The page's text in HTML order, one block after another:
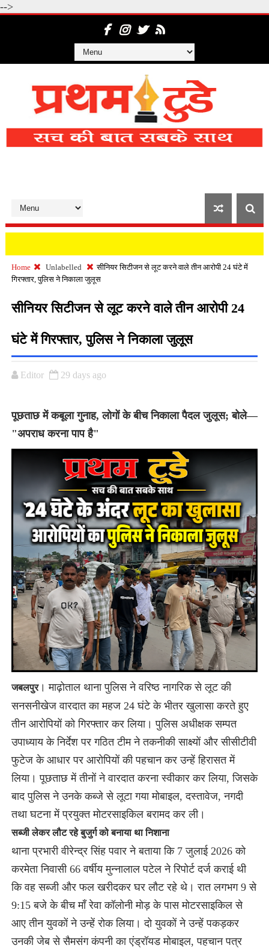
-->
Home Unlabelled
सीनियर सिटीजन से लूट करने वाले तीन आरोपी 24 घंटे में
गिरफ्तार, पुलिस ने निकाला जुलूस
सीनियर सिटीजन से लूट करने वाले तीन आरोपी 24
घंटे में गिरफ्तार, पुलिस ने निकाला जुलूस
Editor 29 days ago
पूछताछ में कबूला गुनाह, लोगों के बीच निकाला पैदल जुलूस; बोले—
"अपराध करना पाप है"
जबलपुर। माढ़ोताल थाना पुलिस ने वरिष्ठ नागरिक से लूट की
सनसनीखेज वारदात का महज 24 घंटे के भीतर खुलासा करते हुए
तीन आरोपियों को गिरफ्तार कर लिया। पुलिस अधीक्षक सम्पत
उपाध्याय के निर्देश पर गठित टीम ने तकनीकी साक्ष्यों और सीसीटीवी
फुटेज के आधार पर आरोपियों की पहचान कर उन्हें हिरासत में
लिया। पूछताछ में तीनों ने वारदात करना स्वीकार कर लिया, जिसके
बाद पुलिस ने उनके कब्जे से लूटा गया मोबाइल, दस्तावेज, नगदी
तथा घटना में प्रयुक्त मोटरसाइकिल बरामद कर ली।
सब्जी लेकर लौट रहे बुजुर्ग को बनाया था निशाना
थाना प्रभारी वीरेन्द्र सिंह पवार ने बताया कि 7 जुलाई 2026 को
करमेता निवासी 66 वर्षीय मुन्नालाल पटेल ने रिपोर्ट दर्ज कराई थी
कि वह सब्जी और फल खरीदकर घर लौट रहे थे। रात लगभग 9 से
9:15 बजे के बीच माँ रेवा कॉलोनी मोड़ के पास मोटरसाइकिल से
आए तीन युवकों ने उन्हें रोक लिया। दो युवकों ने उन्हें पकड़कर
उनकी जेब से सैमसंग कंपनी का एंड्रॉयड मोबाइल, पहचान पत्र